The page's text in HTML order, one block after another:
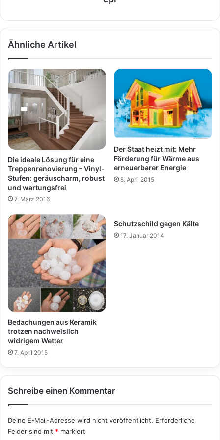
Ähnliche Artikel
Die ideale Lösung für eine
Treppenrenovierung – Vinyl-
Stufen: geräuscharm, robust
und wartungsfrei
7. März 2016
Der Staat heizt mit: Mehr
Förderung für Wärme aus
erneuerbarer Energie
8. April 2015
Bedachungen aus Keramik
trotzen nachweislich
widrigem Wetter
7. April 2015
Schutzschild gegen Kälte
17. Januar 2014
Schreibe einen Kommentar
Deine E-Mail-Adresse wird nicht veröffentlicht. Erforderliche
Felder sind mit * markiert